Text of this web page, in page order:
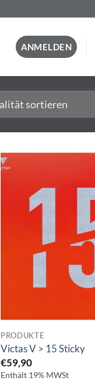
ANMELDEN
PRODUKTE
Victas V > 15 Sticky
€59,90
Enthält 19% MWSt